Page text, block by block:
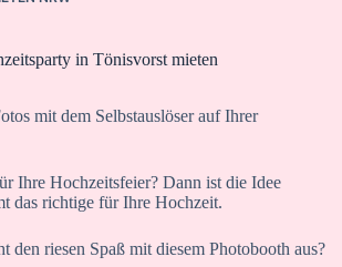
in Tönisvorst mieten
mit dem Selbstauslöser auf Ihrer
Ihre Hochzeitsfeier? Dann ist die Idee
das richtige für Ihre Hochzeit.
den riesen Spaß mit diesem Photobooth aus?